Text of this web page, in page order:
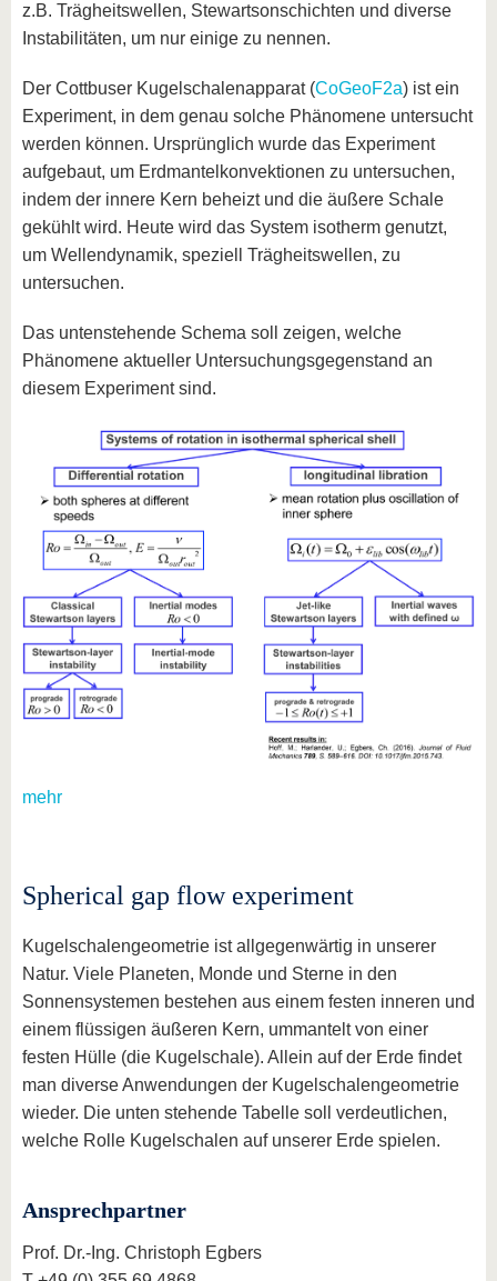
z.B. Trägheitswellen, Stewartsonschichten und diverse
Instabilitäten, um nur einige zu nennen.
Der Cottbuser Kugelschalenapparat (CoGeoF2a) ist ein
Experiment, in dem genau solche Phänomene untersucht
werden können. Ursprünglich wurde das Experiment
aufgebaut, um Erdmantelkonvektionen zu untersuchen,
indem der innere Kern beheizt und die äußere Schale
gekühlt wird. Heute wird das System isotherm genutzt,
um Wellendynamik, speziell Trägheitswellen, zu
untersuchen.
Das untenstehende Schema soll zeigen, welche
Phänomene aktueller Untersuchungsgegenstand an
diesem Experiment sind.
mehr
Spherical gap flow experiment
Kugelschalengeometrie ist allgegenwärtig in unserer
Natur. Viele Planeten, Monde und Sterne in den
Sonnensystemen bestehen aus einem festen inneren und
einem flüssigen äußeren Kern, ummantelt von einer
festen Hülle (die Kugelschale). Allein auf der Erde findet
man diverse Anwendungen der Kugelschalengeometrie
wieder. Die unten stehende Tabelle soll verdeutlichen,
welche Rolle Kugelschalen auf unserer Erde spielen.
Ansprechpartner
Prof. Dr.-Ing. Christoph Egbers